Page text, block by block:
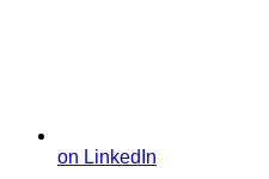
on LinkedIn